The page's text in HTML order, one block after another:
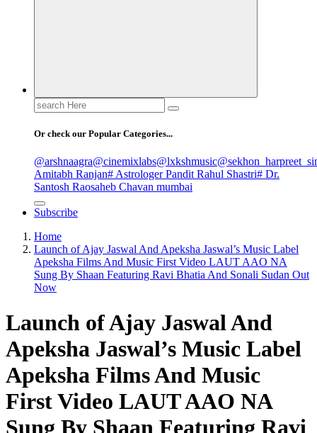
Search
for:
Or check our Popular Categories...
@arshnaagra@cinemixlabs@lxkshmusic
Amitabh Ranjan# Astrologer Pandit Rahul Shastri# Dr.
Santosh Raosaheb Chavan mumbai
Subscribe
Home
Launch of Ajay Jaswal And Apeksha Jaswal’s Music Label
Apeksha Films And Music First Video LAUT AAO NA
Sung By Shaan Featuring Ravi Bhatia And Sonali Sudan Out
Now
Launch of Ajay Jaswal And
Apeksha Jaswal’s Music Label
Apeksha Films And Music
First Video LAUT AAO NA
Sung By Shaan Featuring Ravi